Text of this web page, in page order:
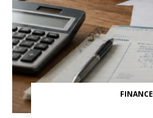
FINANCE